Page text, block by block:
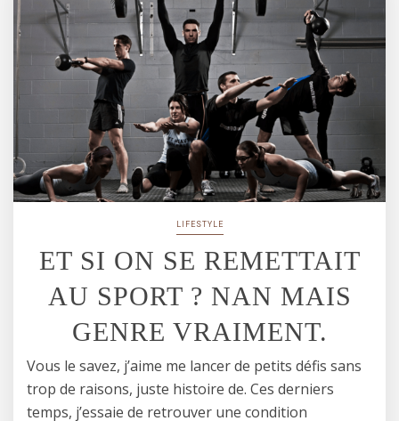
LIFESTYLE
ET SI ON SE REMETTAIT
AU SPORT ? NAN MAIS
GENRE VRAIMENT.
Vous le savez, j’aime me lancer de petits défis sans
trop de raisons, juste histoire de. Ces derniers
temps, j’essaie de retrouver une condition